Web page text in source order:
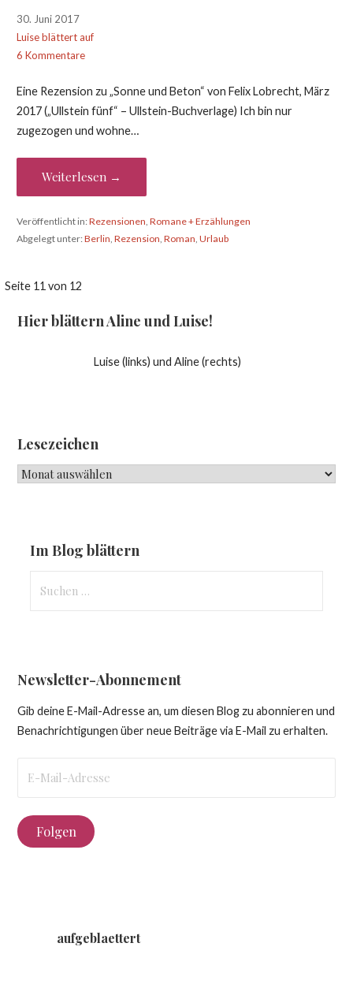
30. Juni 2017
Luise blättert auf
6 Kommentare
Eine Rezension zu „Sonne und Beton“ von Felix Lobrecht, März
2017 („Ullstein fünf“ – Ullstein-Buchverlage) Ich bin nur
zugezogen und wohne…
Weiterlesen →
Veröffentlicht in:Rezensionen, Romane + Erzählungen
Abgelegt unter:Berlin, Rezension, Roman, Urlaub
Beitrag
Navigation
Seite 11 von 12
Hier blättern Aline und Luise!
Luise (links) und Aline (rechts)
Lesezeichen
Lesezeichen
Im Blog blättern
nach:
Newsletter-Abonnement
Gib deine E-Mail-Adresse an, um diesen Blog zu abonnieren und
Benachrichtigungen über neue Beiträge via E-Mail zu erhalten.
Mail-
Folgen
aufgeblaettert